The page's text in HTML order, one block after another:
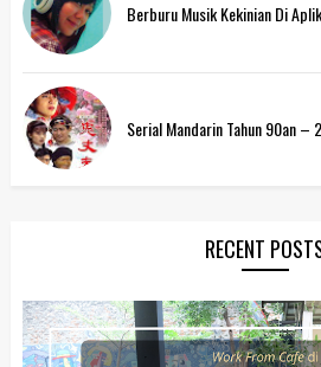
Berburu Musik Kekinian Di
Serial Mandarin Tahun 90an –
RECENT